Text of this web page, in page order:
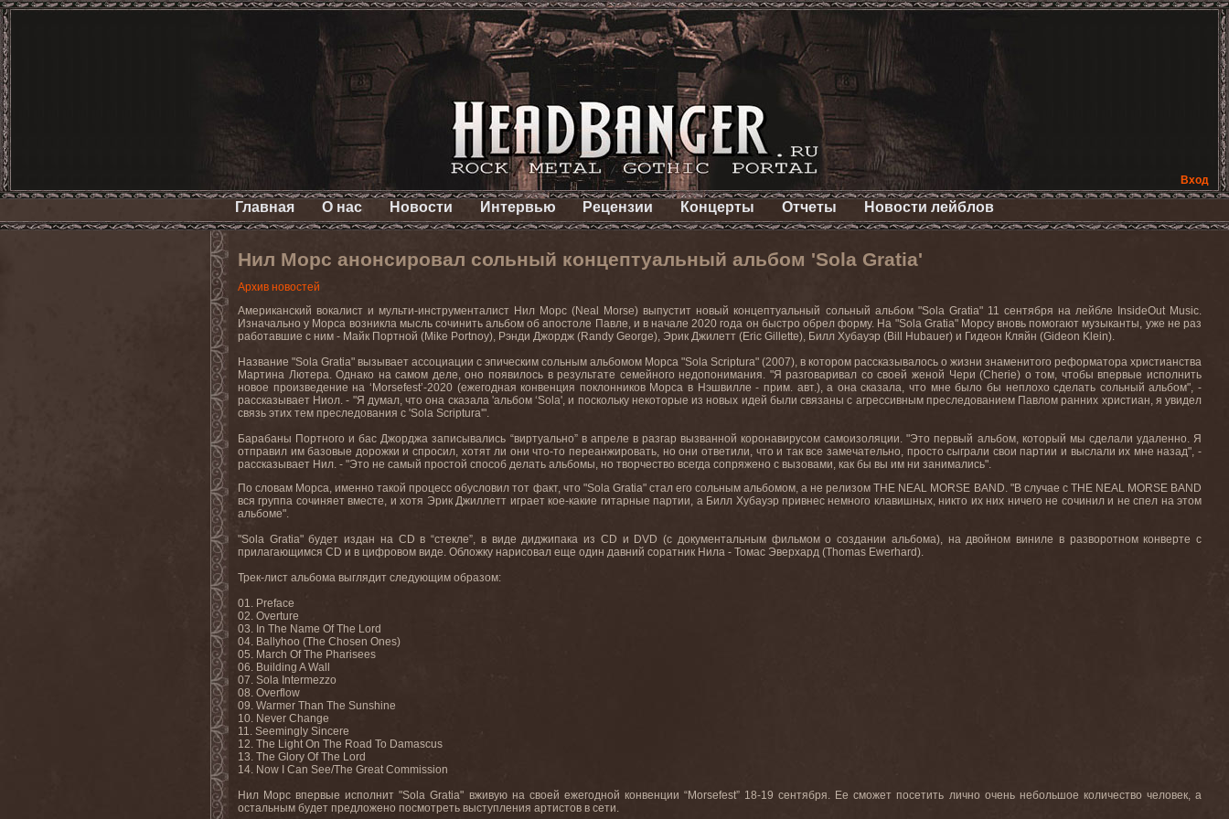
Вход
Главная О нас Новости Интервью Рецензии Концерты Отчеты Новости лейблов
Нил Морс анонсировал сольный концептуальный альбом 'Sola Gratia'
Архив новостей
Американский вокалист и мульти-инструменталист Нил Морс (Neal Morse) выпустит новый концептуальный сольный альбом "Sola Gratia" 11 сентября на лейбле InsideOut Music.
Изначально у Морса возникла мысль сочинить альбом об апостоле Павле, и в начале 2020 года он быстро обрел форму. На "Sola Gratia" Морсу вновь помогают музыканты, уже не раз
работавшие с ним - Майк Портной (Mike Portnoy), Рэнди Джордж (Randy George), Эрик Джилетт (Eric Gillette), Билл Хубауэр (Bill Hubauer) и Гидеон Кляйн (Gideon Klein).
Название "Sola Gratia" вызывает ассоциации с эпическим сольным альбомом Морса "Sola Scriptura" (2007), в котором рассказывалось о жизни знаменитого реформатора христианства
Мартина Лютера. Однако на самом деле, оно появилось в результате семейного недопонимания. "Я разговаривал со своей женой Чери (Cherie) о том, чтобы впервые исполнить
новое произведение на ‘Morsefest’-2020 (ежегодная конвенция поклонников Морса в Нэшвилле - прим. авт.), а она сказала, что мне было бы неплохо сделать сольный альбом", -
рассказывает Ниол. - "Я думал, что она сказала 'альбом ‘Sola', и поскольку некоторые из новых идей были связаны с агрессивным преследованием Павлом ранних христиан, я увидел
связь этих тем преследования с 'Sola Scriptura'".
Барабаны Портного и бас Джорджа записывались “виртуально” в апреле в разгар вызванной коронавирусом самоизоляции. "Это первый альбом, который мы сделали удаленно. Я
отправил им базовые дорожки и спросил, хотят ли они что-то переанжировать, но они ответили, что и так все замечательно, просто сыграли свои партии и выслали их мне назад", -
рассказывает Нил. - "Это не самый простой способ делать альбомы, но творчество всегда сопряжено с вызовами, как бы вы им ни занимались".
По словам Морса, именно такой процесс обусловил тот факт, что "Sola Gratia" стал его сольным альбомом, а не релизом THE NEAL MORSE BAND. "В случае с THE NEAL MORSE BAND
вся группа сочиняет вместе, и хотя Эрик Джиллетт играет кое-какие гитарные партии, а Билл Хубауэр привнес немного клавишных, никто их них ничего не сочинил и не спел на этом
альбоме".
"Sola Gratia" будет издан на CD в “стекле”, в виде диджипака из CD и DVD (с документальным фильмом о создании альбома), на двойном виниле в разворотном конверте с
прилагающимся CD и в цифровом виде. Обложку нарисовал еще один давний соратник Нила - Томас Эверхард (Thomas Ewerhard).
Трек-лист альбома выглядит следующим образом:
01. Preface
02. Overture
03. In The Name Of The Lord
04. Ballyhoo (The Chosen Ones)
05. March Of The Pharisees
06. Building A Wall
07. Sola Intermezzo
08. Overflow
09. Warmer Than The Sunshine
10. Never Change
11. Seemingly Sincere
12. The Light On The Road To Damascus
13. The Glory Of The Lord
14. Now I Can See/The Great Commission
Нил Морс впервые исполнит "Sola Gratia" вживую на своей ежегодной конвенции “Morsefest” 18-19 сентября. Ее сможет посетить лично очень небольшое количество человек, а
остальным будет предложено посмотреть выступления артистов в сети.